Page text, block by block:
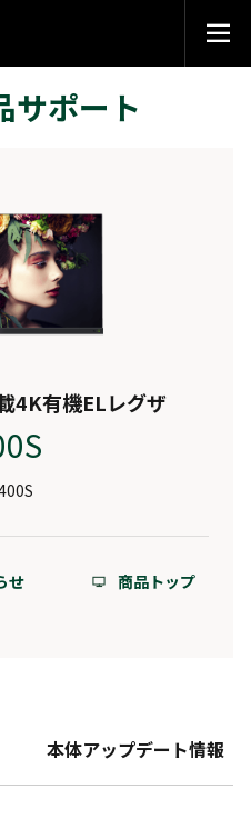
サポート
4K有機ELレグザ
せ
商品トップ
本体アップデート情報